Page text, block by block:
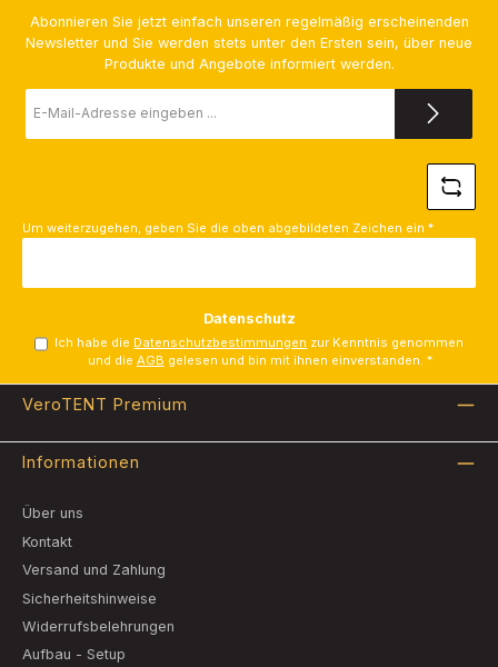
Abonnieren Sie jetzt einfach unseren regelmäßig erscheinenden
Newsletter und Sie werden stets unter den Ersten sein, über neue
Produkte und Angebote informiert werden.
Mail-
Um weiterzugehen, geben Sie die oben abgebildeten Zeichen ein *
Datenschutz
Ich habe die Datenschutzbestimmungen zur Kenntnis genommen
und die AGB gelesen und bin mit ihnen einverstanden. *
VeroTENT Premium
Informationen
Über uns
Kontakt
Versand und Zahlung
Sicherheitshinweise
Widerrufsbelehrungen
Aufbau - Setup